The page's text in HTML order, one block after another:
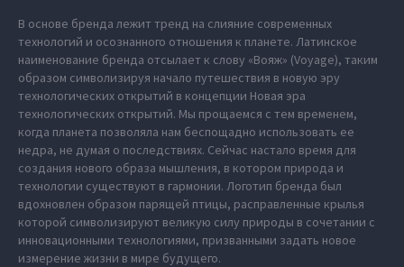
В основе бренда лежит тренд на слияние современных
технологий и осознанного отношения к планете. Латинское
наименование бренда отсылает к слову «Вояж» (Voyage), таким
образом символизируя начало путешествия в новую эру
технологических открытий в концепции Новая эра
технологических открытий. Мы прощаемся с тем временем,
когда планета позволяла нам беспощадно использовать ее
недра, не думая о последствиях. Сейчас настало время для
создания нового образа мышления, в котором природа и
технологии существуют в гармонии. Логотип бренда был
вдохновлен образом парящей птицы, расправленные крылья
которой символизируют великую силу природы в сочетании с
инновационными технологиями, призванными задать новое
измерение жизни в мире будущего.